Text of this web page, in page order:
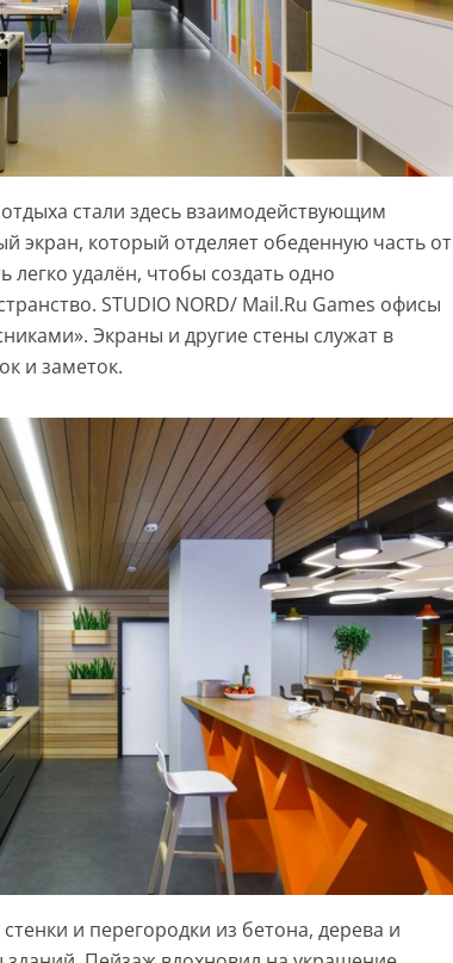
стали здесь взаимодействующим
экран, который отделяет обеденную часть от
удалён, чтобы создать одно
STUDIO NORD/ Mail.Ru Games офисы
Экраны и другие стены служат в
и заметок.
и перегородки из бетона, дерева и